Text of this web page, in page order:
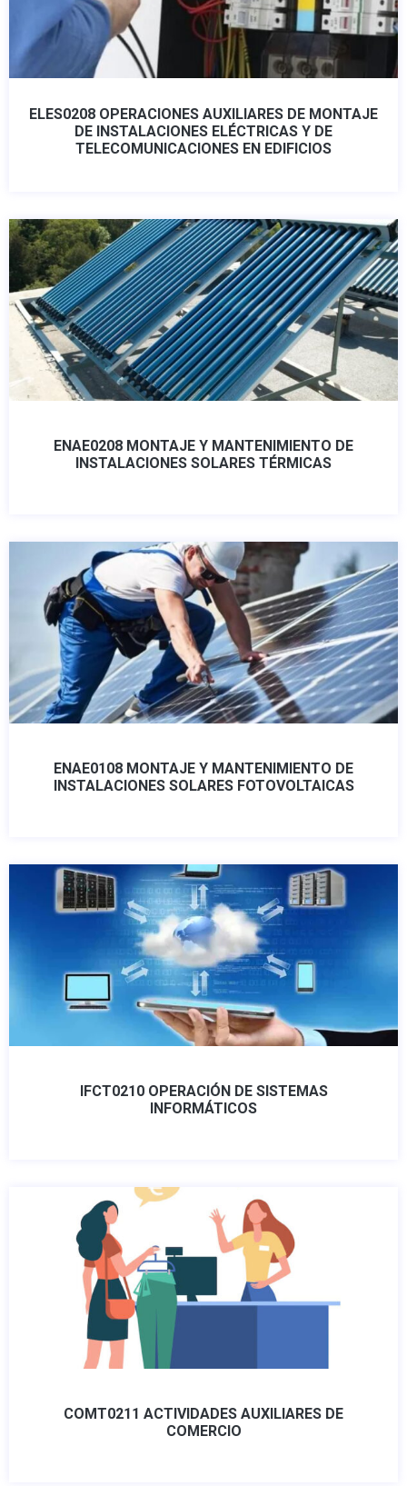
ELES0208 OPERACIONES AUXILIARES DE MONTAJE
DE INSTALACIONES ELÉCTRICAS Y DE
TELECOMUNICACIONES EN EDIFICIOS
ENAE0208 MONTAJE Y MANTENIMIENTO DE
INSTALACIONES SOLARES TÉRMICAS
ENAE0108 MONTAJE Y MANTENIMIENTO DE
INSTALACIONES SOLARES FOTOVOLTAICAS
IFCT0210 OPERACIÓN DE SISTEMAS
INFORMÁTICOS
COMT0211 ACTIVIDADES AUXILIARES DE
COMERCIO